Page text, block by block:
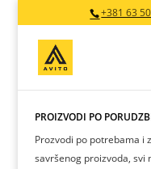
+381 63
PROIZVODI PO
Prozvodi po potrebama i
savršenog proizvoda, svi